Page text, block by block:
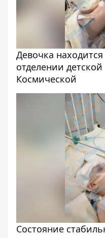
Девочка
отделении
Космической
Состояние